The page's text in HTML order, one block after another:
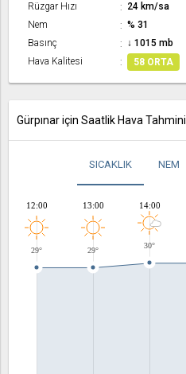
Rüzgar Hızı
24 km/sa
Nem
% 31
Basınç
↓ 1015 mb
Hava Kalitesi
58 ORTA
Gürpınar için Saatlik Hava Tahmini
SICAKLIK NEM
29° 29°
30°
12:00 13:00 14:00